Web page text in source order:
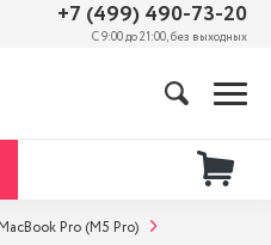
+7 (499) 490-73-20
С 9:00 до 21:00, без выходных
MacBook Pro (M5 Pro)